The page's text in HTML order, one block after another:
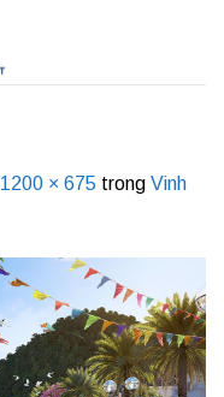
1200 × 675 trong Vinh